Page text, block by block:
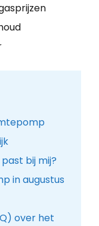
bij mij?
in augustus
over het